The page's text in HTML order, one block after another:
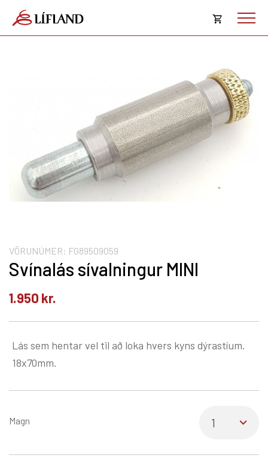
Opna
Loka
Karfan er tóm.
VÖRUNÚMER: FG89509059
Svínalás sívalningur MINI
1.950 kr.
Lás sem hentar vel til að loka hvers kyns dýrastíum.
18x70mm.
Magn